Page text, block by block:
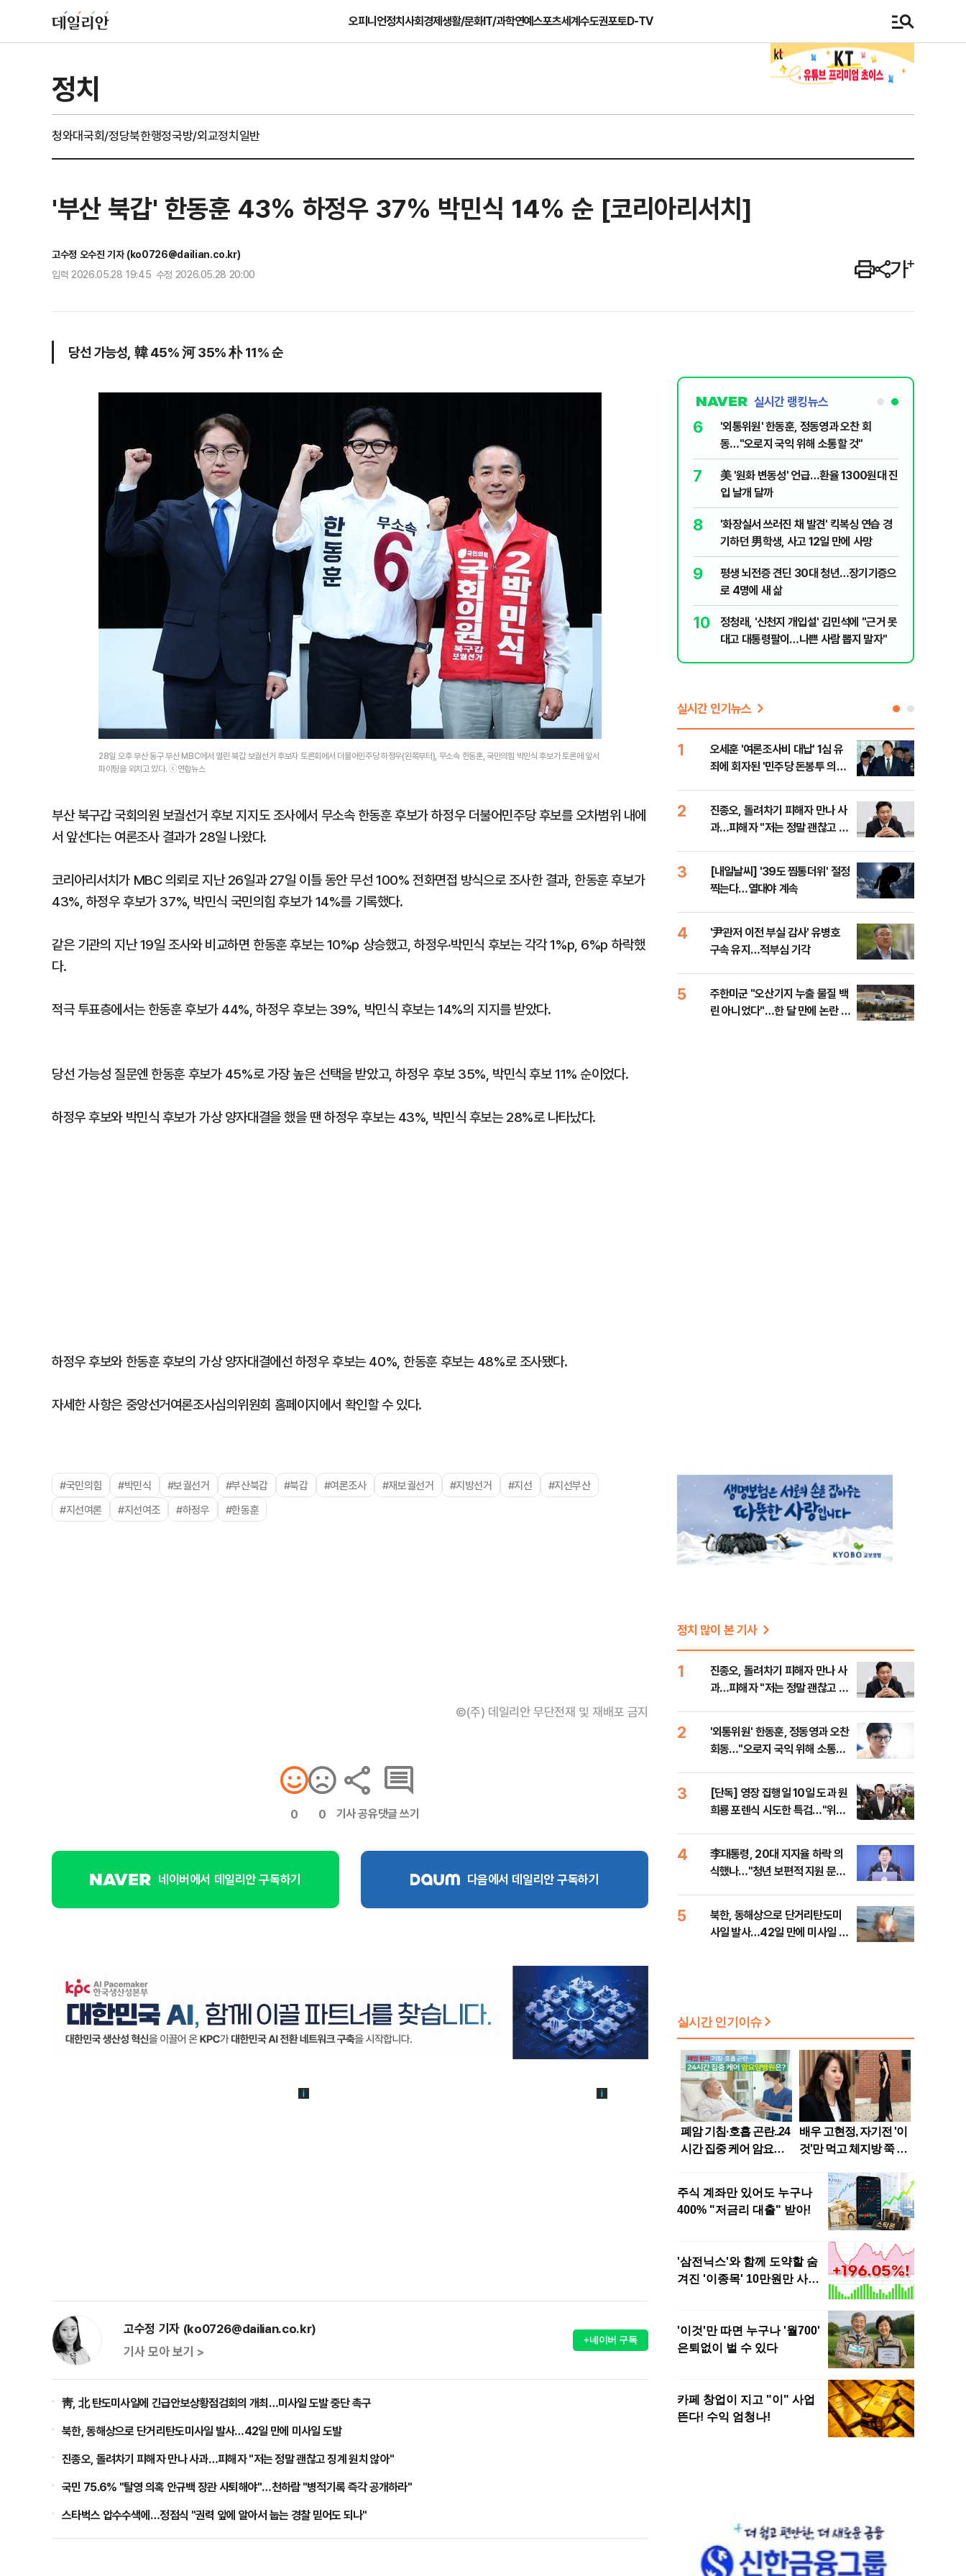
오피니언정치사회경제생활/문화IT/과학연예스포츠세계수도권포토D-TV
정치
청와대국회/정당북한행정국방/외교정치일반
'부산 북갑' 한동훈 43% 하정우 37% 박민식 14% 순 [코리아리서치]
고수정 오수진 기자 (ko0726@dailian.co.kr)
입력 2026.05.28 19:45 수정 2026.05.28 20:00
당선 가능성, 韓 45% 河 35% 朴 11% 순
28일 오후 부산 동구 부산 MBC에서 열린 북갑 보궐선거 후보자 토론회에서 더불어민주당 하정우(왼쪽부터), 무소속 한동훈, 국민의힘 박민식 후보가 토론에 앞서
파이팅을 외치고 있다. ⓒ연합뉴스
부산 북구갑 국회의원 보궐선거 후보 지지도 조사에서 무소속 한동훈 후보가 하정우 더불어민주당 후보를 오차범위 내에
서 앞선다는 여론조사 결과가 28일 나왔다.
코리아리서치가 MBC 의뢰로 지난 26일과 27일 이틀 동안 무선 100% 전화면접 방식으로 조사한 결과, 한동훈 후보가
43%, 하정우 후보가 37%, 박민식 국민의힘 후보가 14%를 기록했다.
같은 기관의 지난 19일 조사와 비교하면 한동훈 후보는 10%p 상승했고, 하정우·박민식 후보는 각각 1%p, 6%p 하락했
다.
적극 투표층에서는 한동훈 후보가 44%, 하정우 후보는 39%, 박민식 후보는 14%의 지지를 받았다.
당선 가능성 질문엔 한동훈 후보가 45%로 가장 높은 선택을 받았고, 하정우 후보 35%, 박민식 후보 11% 순이었다.
하정우 후보와 박민식 후보가 가상 양자대결을 했을 땐 하정우 후보는 43%, 박민식 후보는 28%로 나타났다.
하정우 후보와 한동훈 후보의 가상 양자대결에선 하정우 후보는 40%, 한동훈 후보는 48%로 조사됐다.
자세한 사항은 중앙선거여론조사심의위원회 홈페이지에서 확인할 수 있다.
#국민의힘 #박민식 #보궐선거 #부산북갑 #북갑 #여론조사 #재보궐선거 #지방선거 #지선
#지선부산
#지선여론
#지선여조 #하정우 #한동훈
©(주) 데일리안 무단전재 및 재배포 금지
0 0 기사 공유댓글 쓰기
네이버에서 데일리안 구독하기 다음에서 데일리안 구독하기
고수정 기자 (ko0726@dailian.co.kr)
기사 모아 보기 >
+네이버 구독
靑, 北 탄도미사일에 긴급안보상황점검회의 개최…미사일 도발 중단 촉구
북한, 동해상으로 단거리탄도미사일 발사…42일 만에 미사일 도발
진종오, 돌려차기 피해자 만나 사과…피해자 "저는 정말 괜찮고 징계 원치 않아"
국민 75.6% "탈영 의혹 안규백 장관 사퇴해야"…천하람 "병적기록 즉각 공개하라"
스타벅스 압수수색에…정점식 "권력 앞에 알아서 눕는 경찰 믿어도 되나"
실시간 랭킹뉴스
2
지진에 3000만원 기부했는데 비난받은
日 여성...무슨 일?
3
주한미군 "오산기지 누출 물질 백린 아니
었다"…한 달 만에 논란 진화
4
오세훈 '여론조사비 대납' 1심 유죄에 회자
된 '민주당 돈봉투 의혹'…왜?
5
[내일날씨] '39도 찜통더위' 절정 찍는
다…열대야 계속
6
'외통위원' 한동훈, 정동영과 오찬 회
동…"오로지 국익 위해 소통할 것"
7
美 '원화 변동성' 언급…환율 1300원대 진
입 날개 달까
8
'화장실서 쓰러진 채 발견' 킥복싱 연습 경
기하던 男학생, 사고 12일 만에 사망
9
평생 뇌전증 견딘 30대 청년…장기기증으
로 4명에 새 삶
10
정청래, '신천지 개입설' 김민석에 "근거 못
대고 대통령팔이…나쁜 사람 뽑지 말자"
실시간 인기뉴스
1
오세훈 '여론조사비 대납' 1심 유
죄에 회자된 '민주당 돈봉투 의
2
진종오, 돌려차기 피해자 만나 사
과…피해자 "저는 정말 괜찮고 징
3
[내일날씨] '39도 찜통더위' 절정
찍는다…열대야 계속
4
'尹관저 이전 부실 감사' 유병호
구속 유지…적부심 기각
5
주한미군 "오산기지 누출 물질 백
린 아니었다"…한 달 만에 논란 진
정치 많이 본 기사
1
진종오, 돌려차기 피해자 만나 사
과…피해자 "저는 정말 괜찮고 징
2
'외통위원' 한동훈, 정동영과 오찬
회동…"오로지 국익 위해 소통할
3
[단독] 영장 집행일 10일 도과 원
희룡 포렌식 시도한 특검…"위법
4
李대통령, 20대 지지율 하락 의
식했나…"청년 보편적 지원 문턱
5
북한, 동해상으로 단거리탄도미
사일 발사…42일 만에 미사일 도